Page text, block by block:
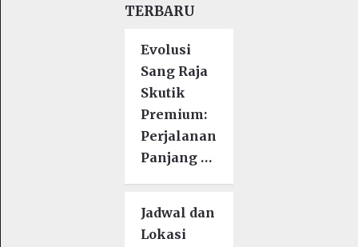
TERBARU
Evolusi
Sang Raja
Skutik
Premium:
Perjalanan
Panjang …
Jadwal dan
Lokasi